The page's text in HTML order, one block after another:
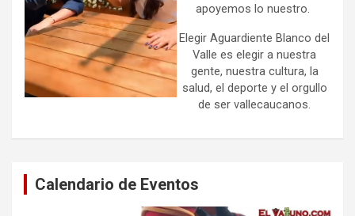
apoyemos lo nuestro.
Elegir Aguardiente Blanco del
Valle es elegir a nuestra
gente, nuestra cultura, la
salud, el deporte y el orgullo
de ser vallecaucanos.
Calendario de Eventos